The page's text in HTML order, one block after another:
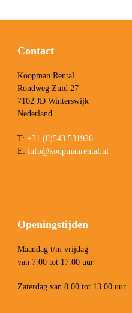
Contact
Koopman Rental
Rondweg Zuid 27
7102 JD Winterswijk
Nederland
T: +31 (0)543 531926
E: info@koopmanrental.nl
Openingstijden
Maandag t/m vrijdag
van 7.00 tot 17.00 uur
Zaterdag van 8.00 tot 13.00 uur